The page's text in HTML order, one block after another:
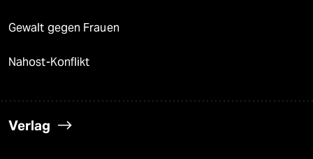
Gewalt gegen Frauen
Nahost-Konflikt
Verlag